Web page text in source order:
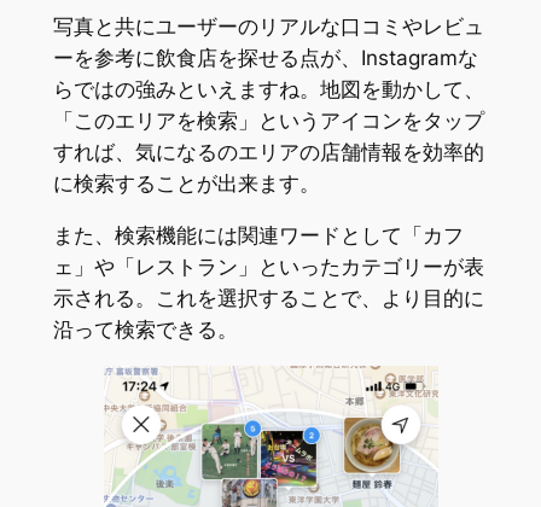
写真と共にユーザーのリアルな口コミやレビュ
ーを参考に飲食店を探せる点が、Instagramな
らではの強みといえますね。地図を動かして、
「このエリアを検索」というアイコンをタップ
すれば、気になるのエリアの店舗情報を効率的
に検索することが出来ます。
また、検索機能には関連ワードとして「カフ
ェ」や「レストラン」といったカテゴリーが表
示される。これを選択することで、より目的に
沿って検索できる。